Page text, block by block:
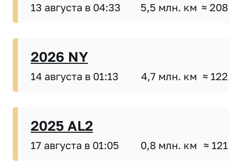
13 августа в 04:33 5,5 млн. км ≈
2026 NY
14 августа в 01:13 4,7 млн. км ≈
2025 AL2
17 августа в 01:05 0,8 млн. км ≈